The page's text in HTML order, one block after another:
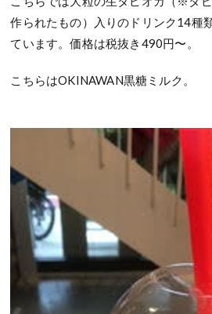
作られたもの）入りのドリンク14種
ています。価格は税抜き490円〜。
こちらはOKINAWAN黒糖ミルク。